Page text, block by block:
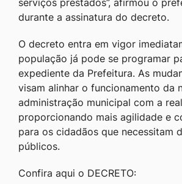
serviços prestados”, afirmou o
durante a assinatura do decreto.
O decreto entra em vigor
população já pode se programar
expediente da Prefeitura. As
visam alinhar o funcionamento da
administração municipal com a
proporcionando mais agilidade e
para os cidadãos que necessitam
públicos.
Confira aqui o DECRETO: